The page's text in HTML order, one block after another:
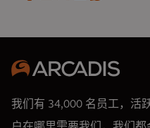
我们有 34,000 名员工，活